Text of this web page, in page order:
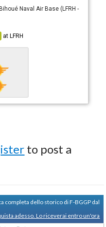
Naval Air Base (LFRH -
atLFRH
to post a
completa dello storico di F-BGGP dal
adesso. Lo riceverai entro un'ora